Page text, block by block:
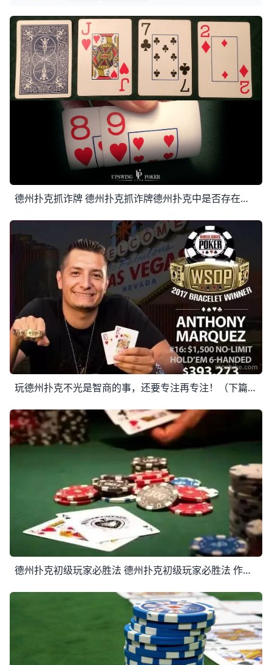
德州扑克抓诈牌 德州扑克抓诈牌德州扑克中是否存在比抓诈唬更惬意的事情？我认为没有。 我确信你希望尽可能体验这种感觉，因此接下来你将看到的三手牌将帮助你找出更多
玩德州扑克不光是智商的事，还要专注再专注！（下篇） 玩德州扑克不光是智商的事，还要专注再专注！（上篇）：https://www.moshike.com/a/320.html 博弈策略 掌握一定的博
德州扑克初级玩家必胜法 德州扑克初级玩家必胜法 作为初级玩家，确保不输，并尽可能多的接触各种不同的牌局，逐步积经验。 德州扑克世界级大师Phil Hellmuth 有一套初学者入门的必胜